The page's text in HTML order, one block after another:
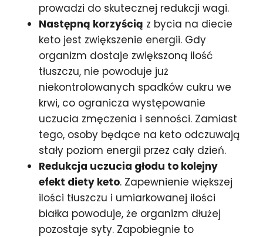
prowadzi do skutecznej redukcji wagi.
Następną korzyścią z bycia na diecie
keto jest zwiększenie energii. Gdy
organizm dostaje zwiększoną ilość
tłuszczu, nie powoduje już
niekontrolowanych spadków cukru we
krwi, co ogranicza występowanie
uczucia zmęczenia i senności. Zamiast
tego, osoby będące na keto odczuwają
stały poziom energii przez cały dzień.
Redukcja uczucia głodu to kolejny
efekt diety keto. Zapewnienie większej
ilości tłuszczu i umiarkowanej ilości
białka powoduje, że organizm dłużej
pozostaje syty. Zapobiegnie to